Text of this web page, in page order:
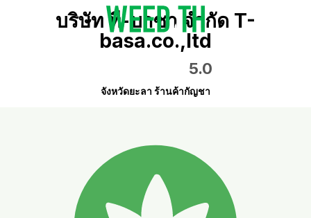
บริษัท ที-บาซา จำกัด T-
basa.co.,ltd
5.0
จังหวัดยะลา ร้านค้ากัญชา